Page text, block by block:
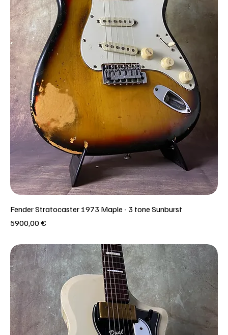
Fender Stratocaster 1973 Maple - 3 tone Sunburst
Prezzo
5900,00 €